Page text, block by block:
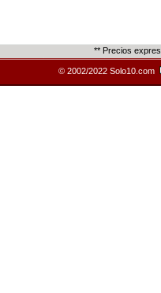
** Precios
© 2002/2022 Solo10.com